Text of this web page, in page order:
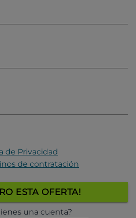
de Privacidad
de contratación
ESTA OFERTA!
una cuenta?